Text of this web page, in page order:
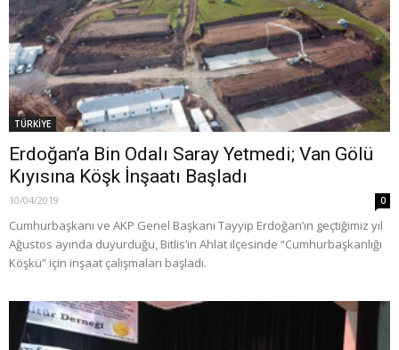
TÜRKİYE
Erdoğan’a Bin Odalı Saray Yetmedi; Van Gölü
Kıyısına Köşk İnşaatı Başladı
10/04/2019 0
Cumhurbaşkanı ve AKP Genel Başkanı Tayyip Erdoğan’ın geçtiğimiz yıl
Ağustos ayında duyurduğu, Bitlis’in Ahlat ilçesinde “Cumhurbaşkanlığı
Köşkü” için inşaat çalışmaları başladı.